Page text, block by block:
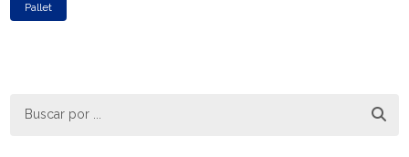
Pallet